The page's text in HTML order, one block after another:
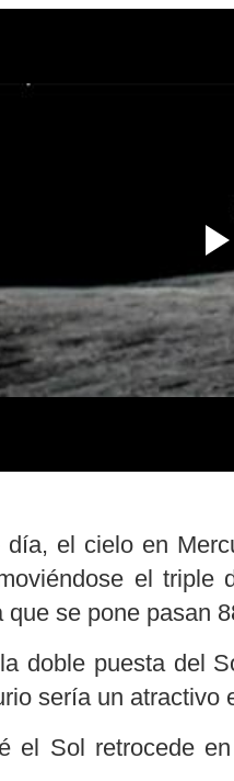
el cielo en
el triple
que se pone pasan
doble puesta del
sería un atractivo
el Sol retrocede